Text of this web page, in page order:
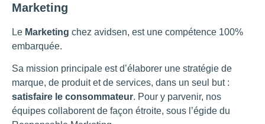
Marketing
Le Marketing chez avidsen, est une compétence 100%
embarquée.
Sa mission principale est d’élaborer une stratégie de
marque, de produit et de services, dans un seul but :
satisfaire le consommateur. Pour y parvenir, nos
équipes collaborent de façon étroite, sous l’égide du